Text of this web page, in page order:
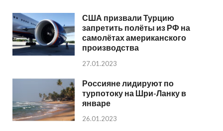
США призвали Турцию
запретить полёты из РФ на
самолётах американского
производства
27.01.2023
Россияне лидируют по
турпотоку на Шри-Ланку в
январе
26.01.2023